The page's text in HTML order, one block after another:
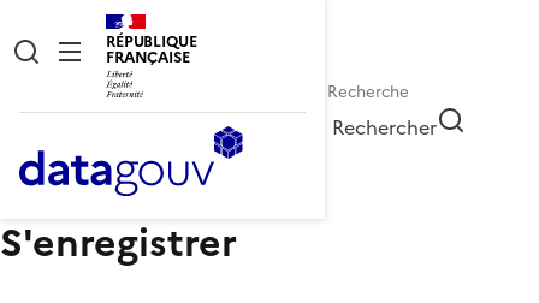
RÉPUBLIQUE
FRANÇAISE
Rechercher
S'enregistrer